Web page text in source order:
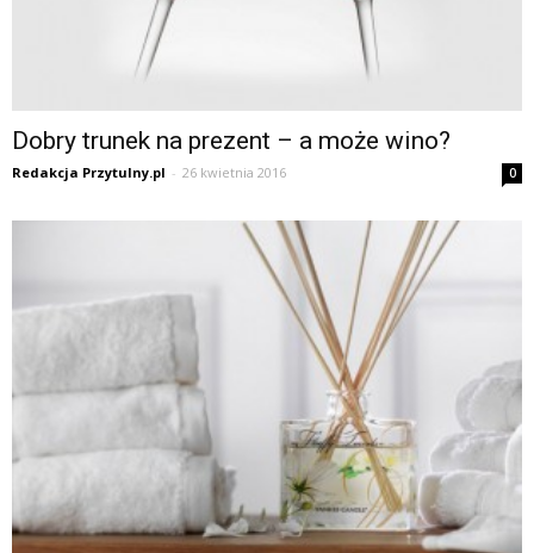
Dobry trunek na prezent – a może wino?
Redakcja Przytulny.pl - 26 kwietnia 2016 0